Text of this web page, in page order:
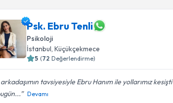
Psk. Ebru Tenli
Psikoloji
İstanbul, Küçükçekmece
5 (72 Değerlendirme)
tavsiyesiyle Ebru Hanım ile yollarımız kesişti
Devamı